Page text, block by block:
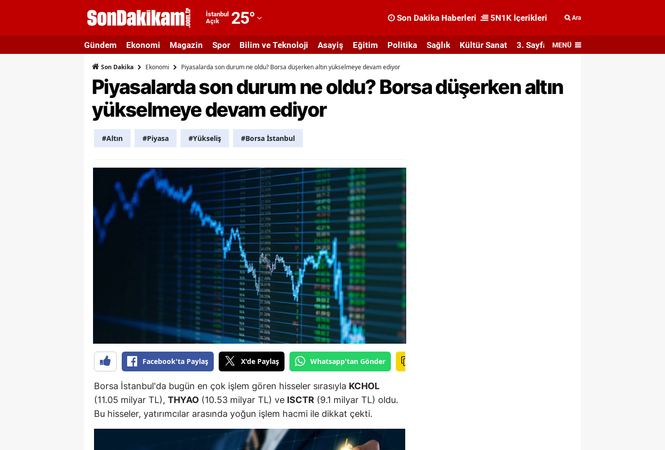
İstanbul
Açık
25°
Adıyaman
Afyonkarahisar
Ağrı
Amasya
Ankara
Artvin
Aydın
Balıkesir
Bilecik
Bingöl
Bitlis
Bolu
Burdur
Bursa
Çanakkale
Çankırı
Çorum
Denizli
Diyarbakır
Son Dakika Haberleri 5N1K İçerikleri Ara
Gündem Ekonomi Magazin Spor Bilim ve Teknoloji Asayiş Eğitim Politika Sağlık Kültür Sanat 3. Sayfa MENÜ
Son Dakika Ekonomi Piyasalarda son durum ne oldu? Borsa düşerken altın yükselmeye devam ediyor
Piyasalarda son durum ne oldu? Borsa düşerken altın
yükselmeye devam ediyor
#Altın #Piyasa #Yükseliş #Borsa İstanbul
Facebook'ta Paylaş X'de Paylaş Whatsapp'tan Gönder
Borsa İstanbul'da bugün en çok işlem gören hisseler sırasıyla KCHOL
(11.05 milyar TL), THYAO (10.53 milyar TL) ve ISCTR (9.1 milyar TL) oldu.
Bu hisseler, yatırımcılar arasında yoğun işlem hacmi ile dikkat çekti.